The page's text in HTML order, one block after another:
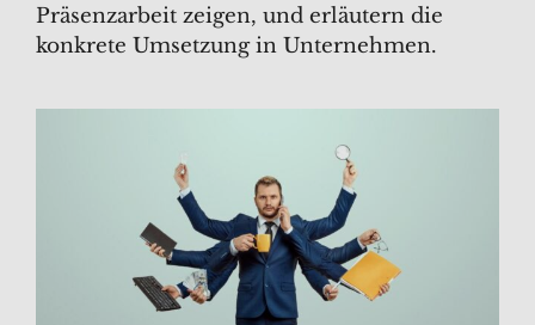
Präsenzarbeit zeigen, und erläutern die
konkrete Umsetzung in Unternehmen.